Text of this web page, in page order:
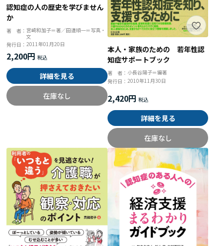
認知症の人の歴史を学びません
か
著 者： 宮崎和加子＝著／田邊順一＝写真・
文
発行日：2011年01月20日
2,200円
詳細を見る
在庫なし
本人・家族のための 若年性認
知症サポートブック
著 者： 小長谷陽子＝編著
発行日： 2010年11月30日
2,420円
詳細を見る
在庫なし